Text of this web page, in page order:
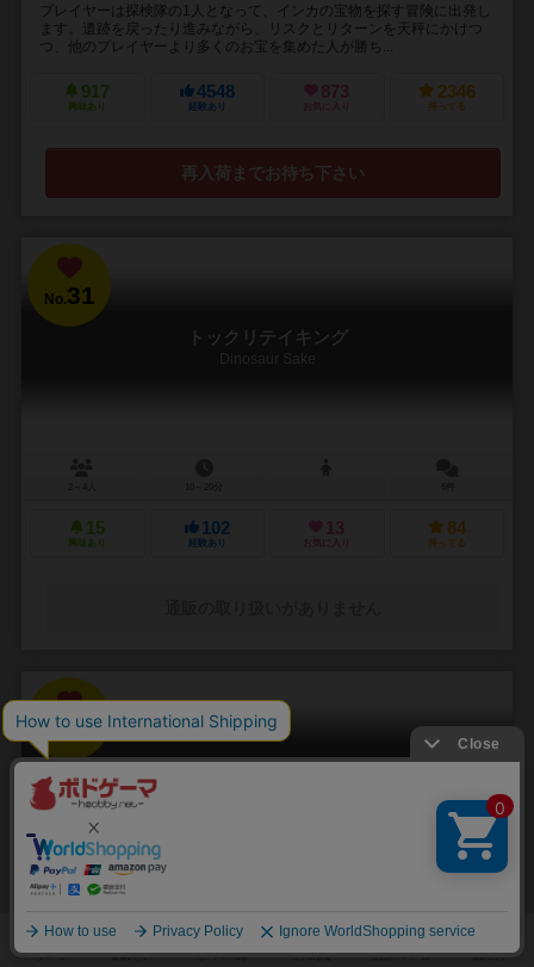
プレイヤーは探検隊の1人となって、インカの宝物を探す冒険に出発し
ます。遺跡を戻ったり進みながら、リスクとリターンを天秤にかけつ
つ、他のプレイヤーより多くのお宝を集めた人が勝ち...
917
興味あり
4548
経験あり
873
お気に入り
2346
持ってる
再入荷までお待ち下さい
No.31
トックリテイキング
Dinosaur Sake
15
興味あり
102
経験あり
13
お気に入り
84
持ってる
32
大切なのはバランス感覚！？ 盛り上がり必至のパーティゲーム！